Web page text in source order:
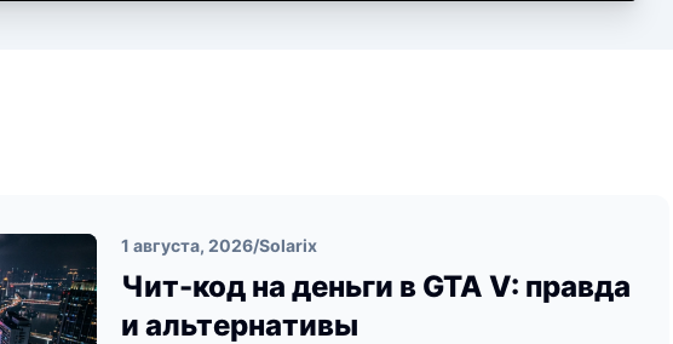
1 августа, 2026/Solarix
Чит-код на деньги в GTA V: правда
и альтернативы